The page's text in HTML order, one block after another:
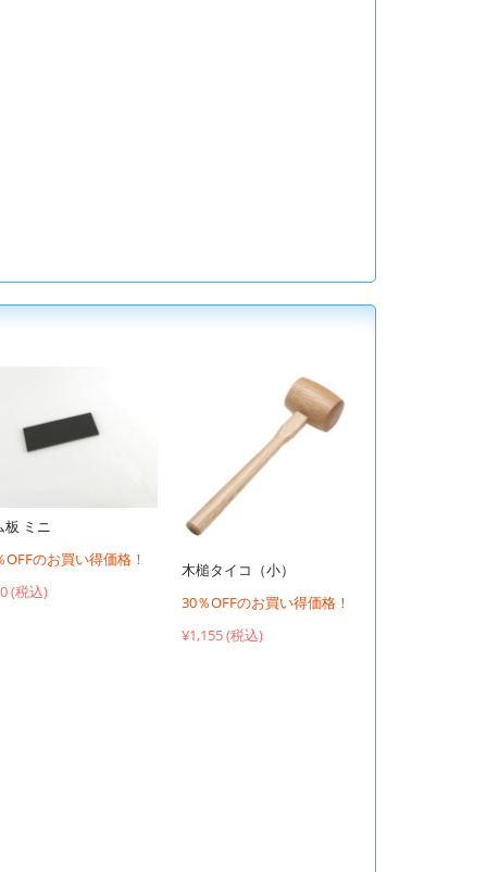
板 ミニ
OFFのお買い得価格！
(税込)
木槌タイコ（小）
30％OFFのお買い得価格！
¥1,155 (税込)